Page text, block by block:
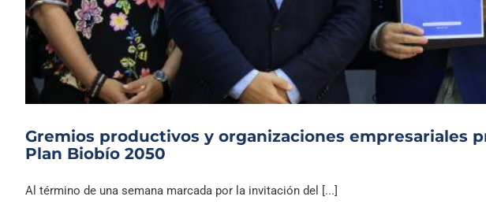
Gremios productivos y organizaciones empresariales
Plan Biobío 2050
Al término de una semana marcada por la invitación del [...]